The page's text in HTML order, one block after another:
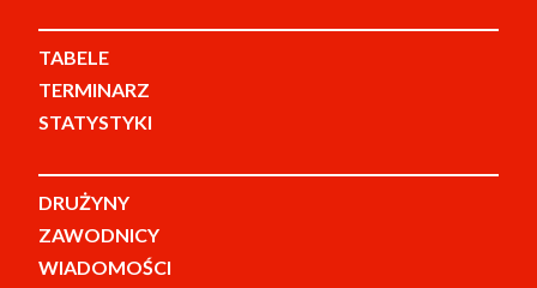
TABELE
TERMINARZ
STATYSTYKI
DRUŻYNY
ZAWODNICY
WIADOMOŚCI